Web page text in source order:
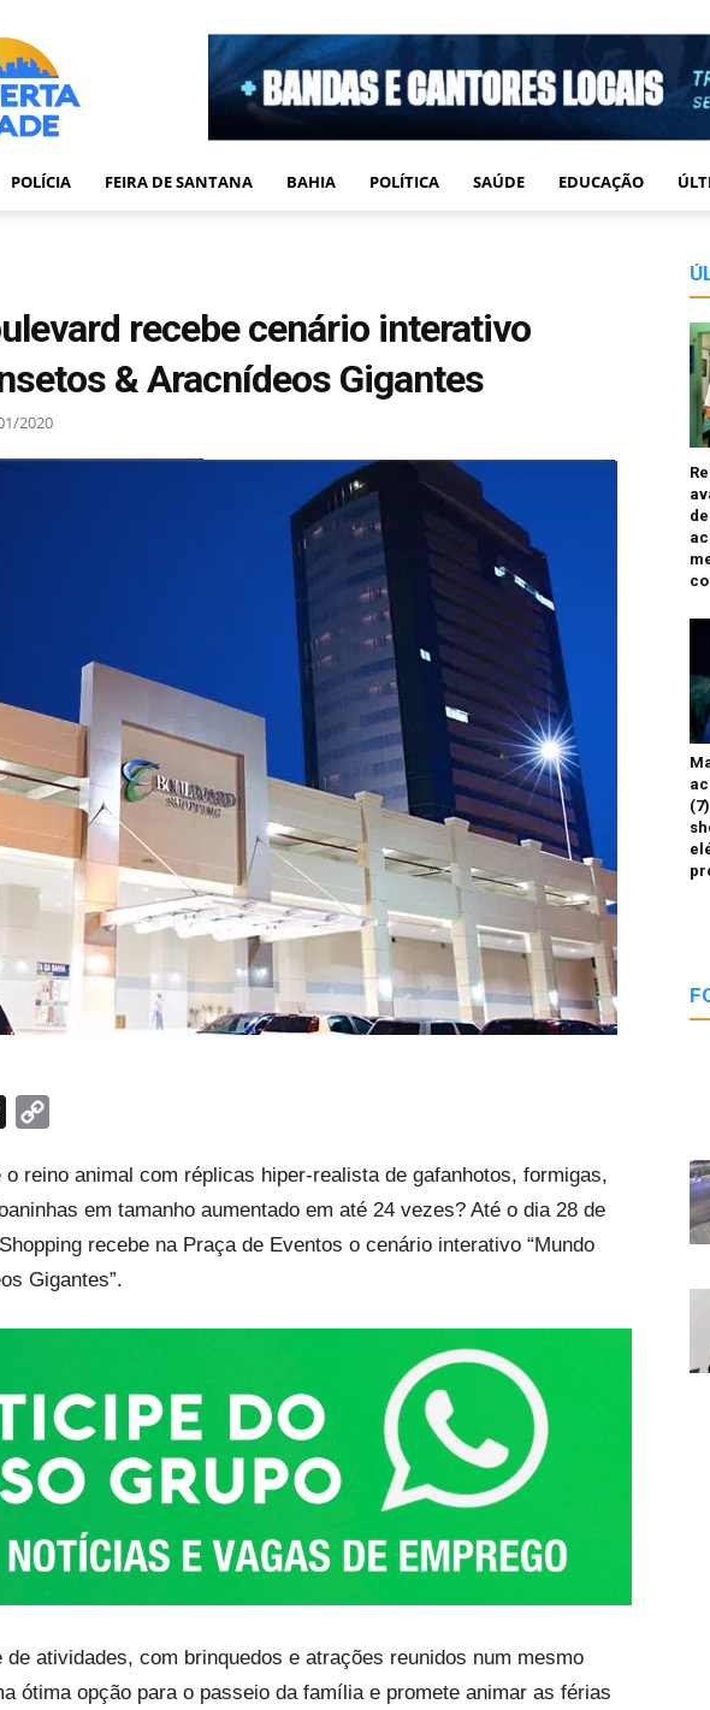
notícias
POLÍCIA FEIRA DE SANTANA BAHIA POLÍTICA SAÚDE EDUCAÇÃO
recebe cenário interativo
& Aracnídeos Gigantes
2020
Threads
reino animal com réplicas hiper-realista de gafanhotos, formigas,
em tamanho aumentado em até 24 vezes? Até o dia 28 de
recebe na Praça de Eventos o cenário interativo “Mundo
Gigantes”.
de atividades, com brinquedos e atrações reunidos num mesmo
ótima opção para o passeio da família e promete animar as férias